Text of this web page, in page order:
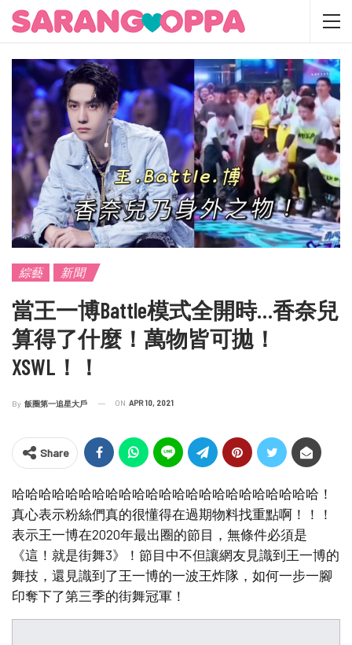
綜藝 新聞
當王一博Battle模式全開時…香奈兒
算得了什麼！萬物皆可拋！
XSWL！！
By 飯圈第一追星大戶 ON APR 10, 2021
Share
哈哈哈哈哈哈哈哈哈哈哈哈哈哈哈哈哈哈哈哈哈哈哈！
真心表示粉絲們真的很懂得在過期物料找重點啊！！！
表示王一博在2020年最出圈的節目，無條件必須是
《這！就是街舞3》！節目中不但讓網友見識到王一博的
舞技，還見識到了王一博的一波王炸隊，如何一步一腳
印奪下了第三季的街舞冠軍！